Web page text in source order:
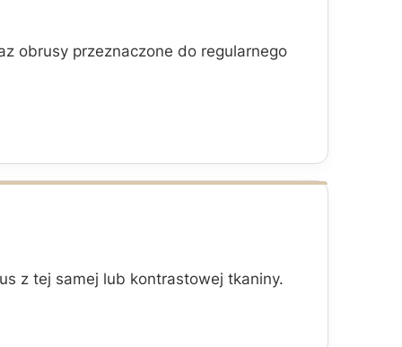
obrusy przeznaczone do regularnego
z tej samej lub kontrastowej tkaniny.